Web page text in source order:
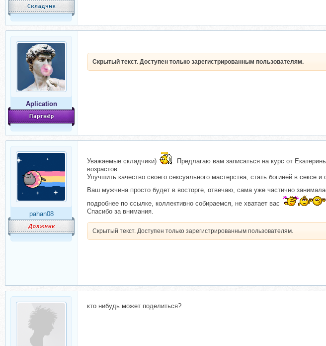
Aplication
Скрытый текст. Доступен только зарегистрированным пользователям.
pahan08
Уважаемые складчики)
. Предлагаю вам записаться на курс от
возрастов.
Улучшить качество своего сексуального мастерства, стать богиней в сексе
Ваш мужчина просто будет в восторге, отвечаю, сама уже частично
подробнее по ссылке, коллективно собираемся, не хватает вас
Спасибо за внимания.
Скрытый текст. Доступен только зарегистрированным пользователям.
кто нибудь может поделиться?